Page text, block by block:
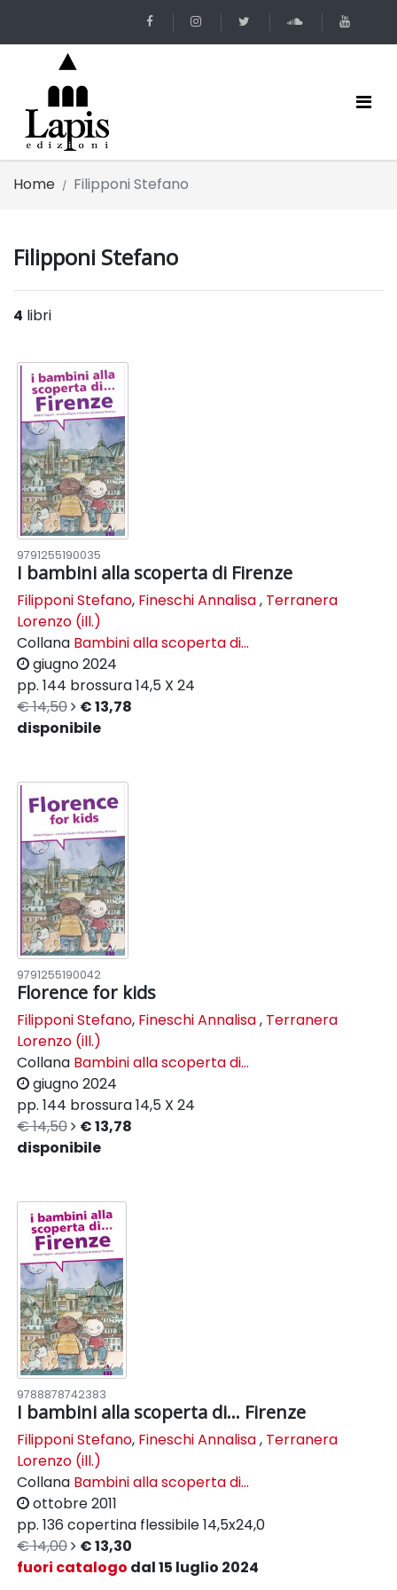
Home Filipponi Stefano
Filipponi Stefano
4 libri
9791255190035
I bambini alla scoperta di Firenze
Filipponi Stefano, Fineschi Annalisa, Terranera
Lorenzo (ill.)
Collana Bambini alla scoperta di...
giugno 2024
pp. 144 brossura14,5 X 24
€ 14,50
€ 13,78
disponibile
9791255190042
Florence for kids
Filipponi Stefano, Fineschi Annalisa, Terranera
Lorenzo (ill.)
Collana Bambini alla scoperta di...
giugno 2024
pp. 144 brossura14,5 X 24
€ 14,50
€ 13,78
disponibile
9788878742383
I bambini alla scoperta di... Firenze
Filipponi Stefano, Fineschi Annalisa, Terranera
Lorenzo (ill.)
Collana Bambini alla scoperta di...
ottobre 2011
pp. 136 copertina flessibile14,5x24,0
€ 14,00
€ 13,30
fuori catalogo dal 15 luglio 2024